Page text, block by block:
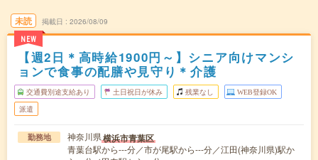
未読
NEW
掲載日 2026/08/09
【週2日＊高時給1900円～】シニア向けマンシ
ョンで食事の配膳や見守り＊介護
交通費別途支給あり 土日祝日が休み 残業なし WEB登録OK
派遣
勤務地 神奈川県横浜市青葉区
青葉台駅から---分／市が尾駅から---分／江田(神奈川県)駅か